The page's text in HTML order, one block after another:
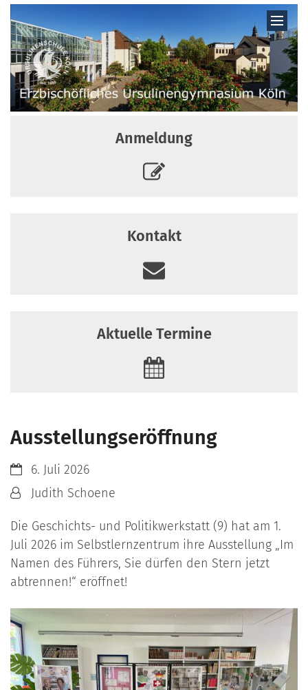
Zum Inhalt springen
Anmeldung
Kontakt
Aktuelle Termine
Ausstellungseröffnung
Datum:6. Juli 2026
Von:Judith Schoene
Die Geschichts- und Politikwerkstatt (9) hat am 1.
Juli 2026 im Selbstlernzentrum ihre Ausstellung „Im
Namen des Führers, Sie dürfen den Stern jetzt
abtrennen!“ eröffnet!